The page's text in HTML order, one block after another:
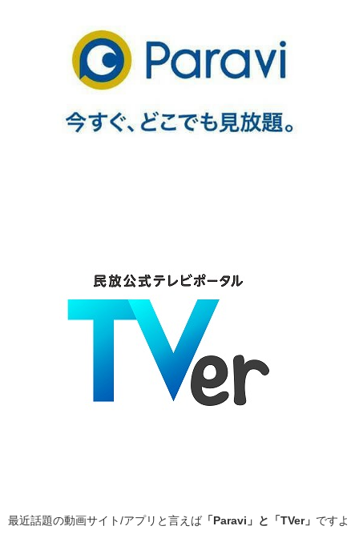
最近話題の動画サイト/アプリと言えば 「Paravi」と「TVer」 ですよ